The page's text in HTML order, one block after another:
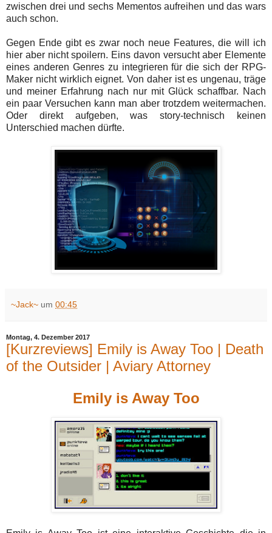
zwischen drei und sechs Mementos aufreihen und das wars
auch schon.
Gegen Ende gibt es zwar noch neue Features, die will ich
hier aber nicht spoilern. Eins davon versucht aber Elemente
eines anderen Genres zu integrieren für die sich der RPG-
Maker nicht wirklich eignet. Von daher ist es ungenau, träge
und meiner Erfahrung nach nur mit Glück schaffbar. Nach
ein paar Versuchen kann man aber trotzdem weitermachen.
Oder direkt aufgeben, was story-technisch keinen
Unterschied machen dürfte.
~Jack~ um 00:45
Montag, 4. Dezember 2017
[Kurzreviews] Emily is Away Too | Death
of the Outsider | Aviary Attorney
Emily is Away Too